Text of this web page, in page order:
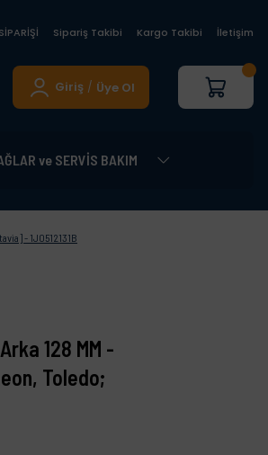
Sipariş Takibi Kargo Takibi İletişim
Giriş / Üye Ol
ve SERVİS BAKIM
- 1J0512131B
128 MM -
Toledo;